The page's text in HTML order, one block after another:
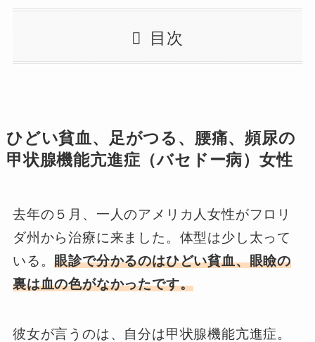
目次
ひどい貧血、足がつる、腰痛、頻尿の
甲状腺機能亢進症（バセドー病）女性
去年の５月、一人のアメリカ人女性がフロリ
ダ州から治療に来ました。体型は少し太って
いる。眼診で分かるのはひどい貧血、眼瞼の
裏は血の色がなかったです。
彼女が言うのは、自分は甲状腺機能亢進症。